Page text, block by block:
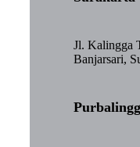
Jl. Kalingga
Banjarsari,